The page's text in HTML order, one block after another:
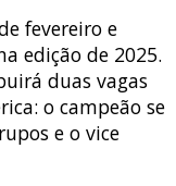
fevereiro e
edição de 2025.
duas vagas
o campeão se
e o vice